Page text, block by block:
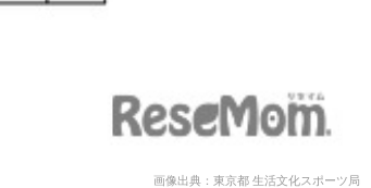
画像出典：東京都 生活文化スポーツ局